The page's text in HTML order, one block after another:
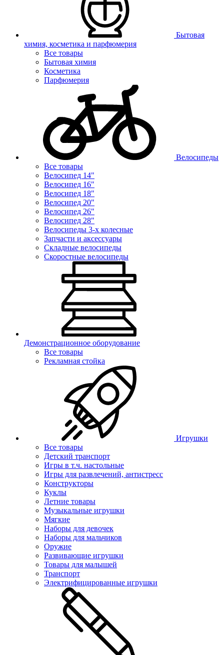
Бытовая
химия, косметика и парфюмерия
Все товары
Бытовая химия
Косметика
Парфюмерия
Велосипеды
Все товары
Велосипед 14"
Велосипед 16"
Велосипед 18"
Велосипед 20"
Велосипед 26"
Велосипед 28"
Велосипеды 3-х колесные
Запчасти и аксессуары
Складные велосипеды
Скоростные велосипеды
Демонстрационное оборудование
Все товары
Рекламная стойка
Игрушки
Все товары
Детский транспорт
Игры в т.ч. настольные
Игры для развлечений, антистресс
Конструкторы
Куклы
Летние товары
Музыкальные игрушки
Мягкие
Наборы для девочек
Наборы для мальчиков
Оружие
Развивающие игрушки
Товары для малышей
Транспорт
Электрифицированные игрушки